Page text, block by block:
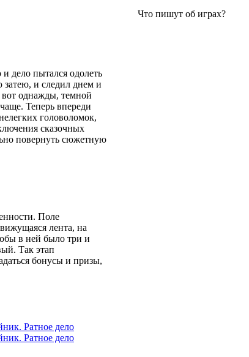
дело пытался одолеть
затею, и следил днем и
вот однажды, темной
Теперь впереди
головоломок,
сказочных
повернуть сюжетную
Поле
лента, на
в ней было три и
Так этап
бонусы и призы,
Что пишут об играх?